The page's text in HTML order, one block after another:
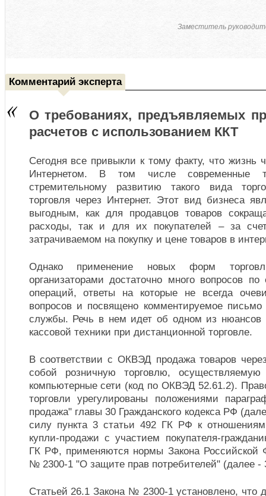
Заместитель
Комментарий эксперта
О требованиях, предъявляемых
расчетов с использованием ККТ
Сегодня все привыкли к тому факту, что жизнь
Интернетом. В том числе современные
стремительному развитию такого вида
торговля через Интернет. Этот вид бизнеса
выгодным, как для продавцов товаров
расходы, так и для их покупателей – за
затрачиваемом на покупку и цене товаров в
Однако применение новых форм
организаторами достаточно много вопросов
операций, ответы на которые не всегда
вопросов и посвящено комментируемое письмо
службы. Речь в нем идет об одном из нюансов
кассовой техники при дистанционной торговле.
В соответствии с ОКВЭД продажа товаров
собой розничную торговлю,
компьютерные сети (код по ОКВЭД 52.61.2).
торговли урегулированы положениями
продажа" главы 30 Гражданского кодекса РФ
силу пункта 3 статьи 492 ГК РФ к отношениям
купли-продажи с участием покупателя-
ГК РФ, применяются нормы Закона Российской
№ 2300-1 "О защите прав потребителей" (далее -
Статьей 26.1 Закона № 2300-1 установлено, что